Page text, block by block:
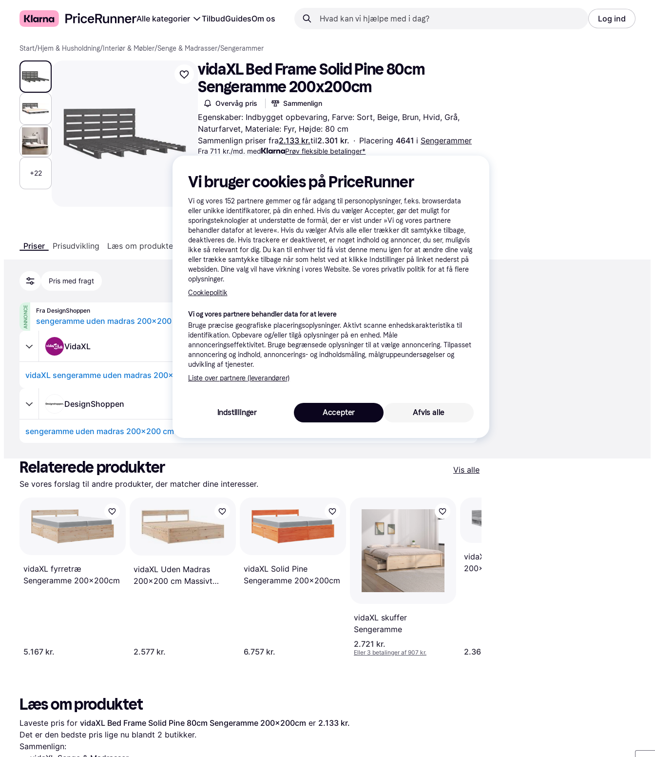
Alle kategorier TilbudGuidesOm os Log ind
Start/Hjem & Husholdning/ Interiør & Møbler/Senge & Madrasser/Sengerammer
+22
vidaXL Bed Frame Solid Pine 80cm
Sengeramme 200x200cm
Overvåg pris Sammenlign
Egenskaber: Indbygget opbevaring, Farve: Sort, Beige, Brun, Hvid, Grå,
Naturfarvet, Materiale: Fyr, Højde: 80 cm
Sammenlign priser fra2.133 kr.til2.301 kr. · Placering 4641 i Sengerammer
Fra 711 kr./md. med
Prøv fleksible betalinger*
135x190 cm
1.424 kr.
140x200 cm 160x200 cm 180x200 cm
200x200 cm
2.133 kr.
75x190 cm
1.272 kr.
90x200 cm
1.358 kr.
Priser Prisudvikling Læs om produktet Specifikationer
Pris med fragt
ANNONCE Fra DesignShoppen
sengeramme uden madras 200x200 cm massivt fyrretræ hvid
VidaXL
vidaXL sengeramme uden madras 200x200 cm massivt fyrretræ hvid
DesignShoppen
sengeramme uden madras 200x200 cm massivt fyrretræ hvid
Relaterede produkter
Vis alle
Se vores forslag til andre produkter, der matcher dine interesser.
vidaXL fyrretræ
Sengeramme 200x200cm
5.167 kr.
vidaXL Uden Madras
200x200 cm Massivt
2.577 kr.
vidaXL Solid Pine
Sengeramme 200x200cm
6.757 kr.
vidaXL skuffer
Sengeramme
2.721 kr.
Eller 3 betalinger af 907 kr.
vidaXL Med Skuffer
200x200 cm Grå
2.363 kr.
Læs om produktet
Laveste pris for vidaXL Bed Frame Solid Pine 80cm Sengeramme 200x200cm er 2.133 kr.
Det er den bedste pris lige nu blandt 2 butikker.
Sammenlign:
Vi bruger cookies på PriceRunner
Vi og vores 152 partnere gemmer og får adgang til personoplysninger, f.eks. browserdata
eller unikke identifikatorer, på din enhed. Hvis du vælger Accepter, gør det muligt for
sporingsteknologier at understøtte de formål, der er vist under »Vi og vores partnere
behandler datafor at levere«. Hvis du vælger Afvis alle eller trækker dit samtykke tilbage,
deaktiveres de. Hvis trackere er deaktiveret, er noget indhold og annoncer, du ser, muligvis
ikke så relevant for dig. Du kan til enhver tid få vist denne menu igen for at ændre dine valg
eller trække samtykke tilbage når som helst ved at klikke Indstillinger på linket nederst på
websiden. Dine valg vil have virkning i vores Website. Se vores privatliv politik for at få flere
oplysninger.
Cookiepolitik
Vi og vores partnere behandler data for at levere
Bruge præcise geografiske placeringsoplysninger. Aktivt scanne enhedskarakteristika til
identifikation. Opbevare og/eller tilgå oplysninger på en enhed. Måle
annonceringseffektivitet. Bruge begrænsede oplysninger til at vælge annoncering. Tilpasset
annoncering og indhold, annoncerings- og indholdsmåling, målgruppeundersøgelser og
udvikling af tjenester.
Liste over partnere (leverandører)
Indstillinger Afvis alle
Accepter